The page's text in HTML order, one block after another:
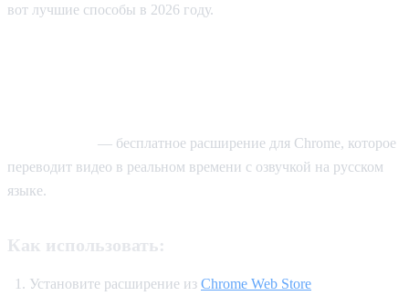
вот лучшие способы в 2026 году.
— бесплатное расширение для Chrome, которое
переводит видео в реальном времени с озвучкой на русском
языке.
Как использовать:
Установите расширение из Chrome Web Store